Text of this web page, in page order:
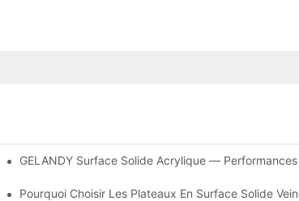
De Luxe
GELANDY Surface Solide Acrylique —
Enchanteur
Pourquoi Choisir Les Plateaux En Surface Solide